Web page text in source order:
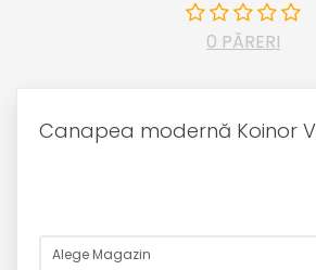
0 PĂRERI
Canapea modernă Koinor